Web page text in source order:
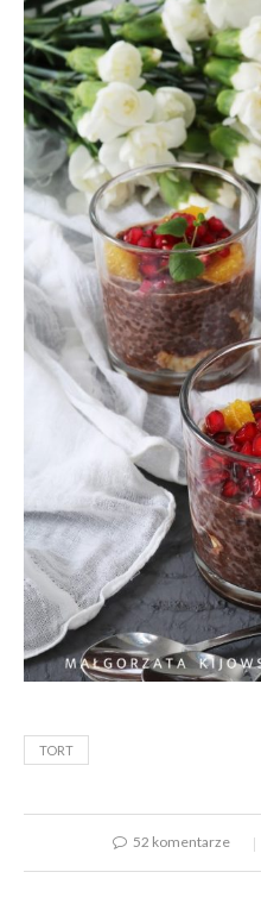
TORT
52 komentarze